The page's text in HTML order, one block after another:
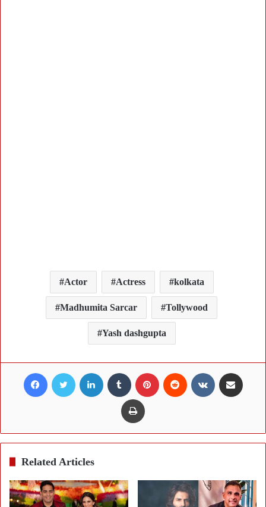
Actor Actress kolkata
Madhumita Sarcar Tollywood
Yash dashgupta
Facebook Twitter LinkedIn Tumblr Pinterest Reddit VKontakte
Print
Related Articles